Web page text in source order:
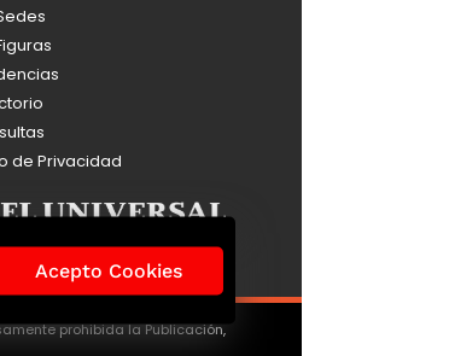
de Privacidad
prohibida la Publicación,
Acepto Cookies